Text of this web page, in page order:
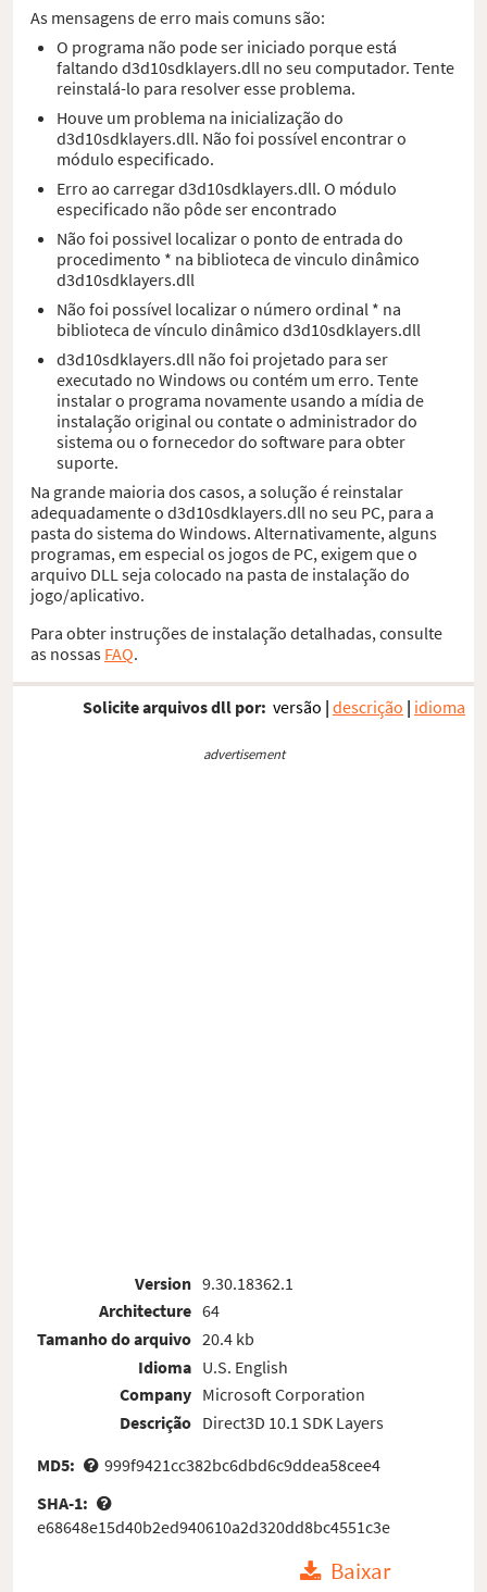
As mensagens de erro mais comuns são:
O programa não pode ser iniciado porque está
faltando d3d10sdklayers.dll no seu computador. Tente
reinstalá-lo para resolver esse problema.
Houve um problema na inicialização do
d3d10sdklayers.dll. Não foi possível encontrar o
módulo especificado.
Erro ao carregar d3d10sdklayers.dll. O módulo
especificado não pôde ser encontrado
Não foi possivel localizar o ponto de entrada do
procedimento * na biblioteca de vinculo dinâmico
d3d10sdklayers.dll
Não foi possível localizar o número ordinal * na
biblioteca de vínculo dinâmico d3d10sdklayers.dll
d3d10sdklayers.dll não foi projetado para ser
executado no Windows ou contém um erro. Tente
instalar o programa novamente usando a mídia de
instalação original ou contate o administrador do
sistema ou o fornecedor do software para obter
suporte.
Na grande maioria dos casos, a solução é reinstalar
adequadamente o d3d10sdklayers.dll no seu PC, para a
pasta do sistema do Windows. Alternativamente, alguns
programas, em especial os jogos de PC, exigem que o
arquivo DLL seja colocado na pasta de instalação do
jogo/aplicativo.
Para obter instruções de instalação detalhadas, consulte
as nossas FAQ.
Solicite arquivos dll por: versão | descrição | idioma
advertisement
Version
Architecture
Tamanho do arquivo
Idioma
Company
Descrição
9.30.18362.1
64
20.4 kb
U.S. English
Microsoft Corporation
Direct3D 10.1 SDK Layers
MD5:
999f9421cc382bc6dbd6c9ddea58cee4
SHA-1:
e68648e15d40b2ed940610a2d320dd8bc4551c3e
Baixar